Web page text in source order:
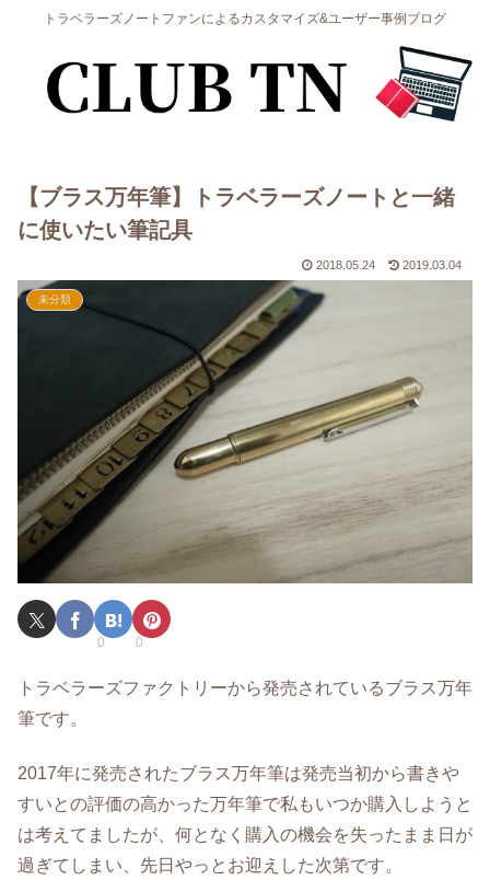
トラベラーズノートファンによるカスタマイズ&ユーザー事例ブログ
【ブラス万年筆】トラベラーズノートと一緒
に使いたい筆記具
2018.05.24 2019.03.04
未分類
0 0
トラベラーズファクトリーから発売されているブラス万年
筆です。
2017年に発売されたブラス万年筆は発売当初から書きや
すいとの評価の高かった万年筆で私もいつか購入しようと
は考えてましたが、何となく購入の機会を失ったまま日が
過ぎてしまい、先日やっとお迎えした次第です。